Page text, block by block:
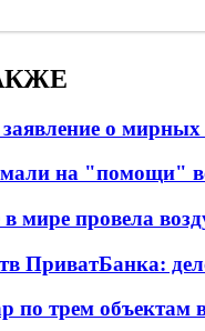
о мирных
на "помощи"
мире провела
ПриватБанка:
по трем